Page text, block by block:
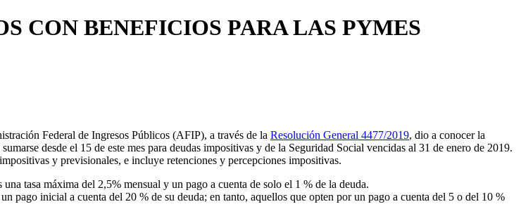
CON BENEFICIOS PARA LAS PYMES
Federal de Ingresos Públicos (AFIP), a través de la Resolución General 4477/2019, dio a conocer la
desde el 15 de este mes para deudas impositivas y de la Seguridad Social vencidas al 31 de enero de 2019.
y previsionales, e incluye retenciones y percepciones impositivas.
tasa máxima del 2,5% mensual y un pago a cuenta de solo el 1 % de la deuda.
pago inicial a cuenta del 20 % de su deuda; en tanto, aquellos que opten por un pago a cuenta del 5 o del 10 %